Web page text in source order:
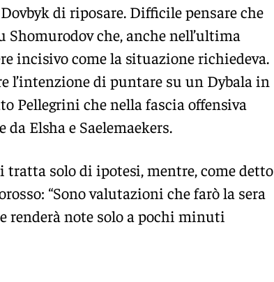
di riposare. Difficile pensare che
Shomurodov che, anche nell’ultima
incisivo come la situazione richiedeva.
l’intenzione di puntare su un Dybala in
Pellegrini che nella fascia offensiva
Elsha e Saelemaekers.
solo di ipotesi, mentre, come detto
“Sono valutazioni che farò la sera
renderà note solo a pochi minuti